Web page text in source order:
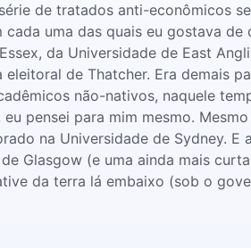
de tratados anti-econômicos
uma das quais eu gostava
da Universidade de East
de Thatcher. Era demais
não-nativos, naquele
pensei para mim mesmo.
na Universidade de Sydney. E
Glasgow (e uma ainda mais
da terra lá embaixo (sob o